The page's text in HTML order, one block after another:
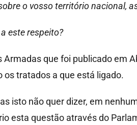
o vosso território nacional,
este respeito?
que foi publicado em
tratados a que está ligado.
isto não quer dizer, em
esta questão através do